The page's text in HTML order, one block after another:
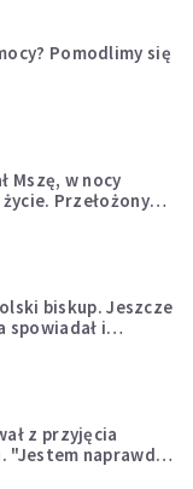
Pomodlimy się
Mszę, w nocy
Przełożony
biskup. Jeszcze
spowiadał i
z przyjęcia
"Jestem naprawdę